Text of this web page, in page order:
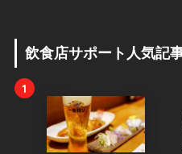
飲食店サポート人気記
1